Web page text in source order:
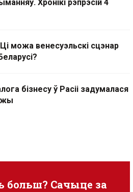
Хронікі рэпрэсій 4
можа венесуэльскі сцэнар
бізнесу ў Расіі задумалася
больш? Сачыце за